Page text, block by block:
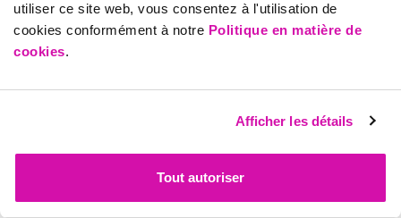
utiliser ce site web, vous consentez à l'utilisation de
cookies conformément à notre Politique en matière de
cookies.
Afficher les détails
Tout autoriser